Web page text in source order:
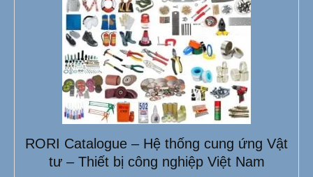
RORI Catalogue – Hệ thống cung ứng Vật
tư – Thiết bị công nghiệp Việt Nam